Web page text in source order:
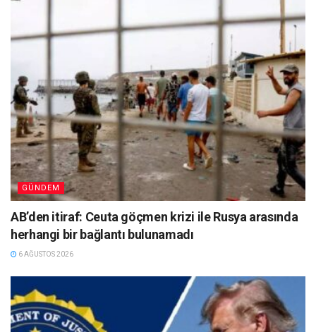
GÜNDEM
AB’den itiraf: Ceuta göçmen krizi ile Rusya arasında
herhangi bir bağlantı bulunamadı
6 AĞUSTOS 2026